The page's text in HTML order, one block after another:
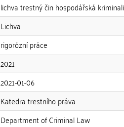
lichva trestný čin hospodářská
Lichva
rigorózní práce
2021
2021-01-06
Katedra trestního práva
Department of Criminal Law